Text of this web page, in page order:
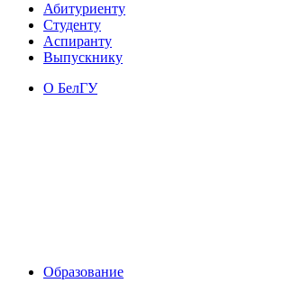
Абитуриенту
Студенту
Аспиранту
Выпускнику
О БелГУ
Образование